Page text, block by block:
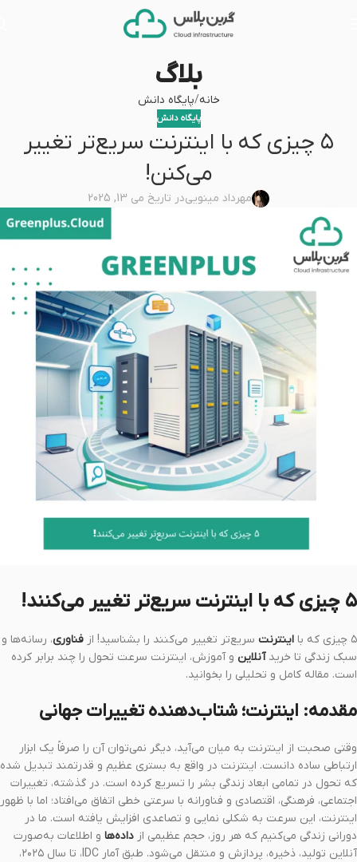
بلاگ
خانه پایگاه دانش
پایگاه دانش
۵ چیزی که با اینترنت سریع‌تر تغییر
می‌کنن!
مهرداد مینوییدر تاریخ می 13, 2025
۵ چیزی که با اینترنت سریع‌تر تغییر می‌کنند!
۵ چیزی که با اینترنت سریع‌تر تغییر می‌کنند را بشناسید! از فناوری، رسانه‌ها و
سبک زندگی تا خریدآنلاین و آموزش، اینترنت سرعت تحول را چند برابر کرده
است. مقاله کامل و تحلیلی را بخوانید.
مقدمه: اینترنت؛ شتاب‌دهنده تغییرات جهانی
وقتی صحبت از اینترنت به میان می‌آید، دیگر نمی‌توان آن را صرفاً یک ابزار
ارتباطی ساده دانست. اینترنت در واقع به بستری عظیم و قدرتمند تبدیل شده
که تحول در تمامی ابعاد زندگی بشر را تسریع کرده است. در گذشته، تغییرات
اجتماعی، فرهنگی، اقتصادی و فناورانه با سرعتی خطی اتفاق می‌افتاد؛ اما با ظهور
اینترنت، این سرعت به شکلی نمایی و تصاعدی افزایش یافته است. ما در
دورانی زندگی می‌کنیم که هر روز، حجم عظیمی از داده‌ها و اطلاعات به‌صورت
آنلاین تولید، ذخیره، پردازش و منتقل می‌شود. طبق آمار IDC، تا سال ۲۰۲۵،